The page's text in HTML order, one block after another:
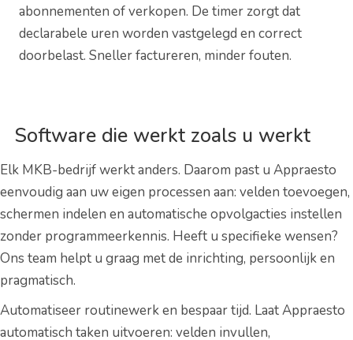
abonnementen of verkopen. De timer zorgt dat
declarabele uren worden vastgelegd en correct
doorbelast. Sneller factureren, minder fouten.
Software die werkt zoals u werkt
Elk MKB-bedrijf werkt anders. Daarom past u Appraesto
eenvoudig aan uw eigen processen aan: velden toevoegen,
schermen indelen en automatische opvolgacties instellen
zonder programmeerkennis. Heeft u specifieke wensen?
Ons team helpt u graag met de inrichting, persoonlijk en
pragmatisch.
Automatiseer routinewerk en bespaar tijd. Laat Appraesto
automatisch taken uitvoeren: velden invullen,